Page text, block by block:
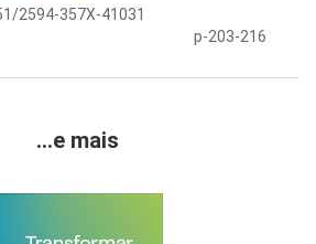
2594-357X-41031
p-203-216
...e mais